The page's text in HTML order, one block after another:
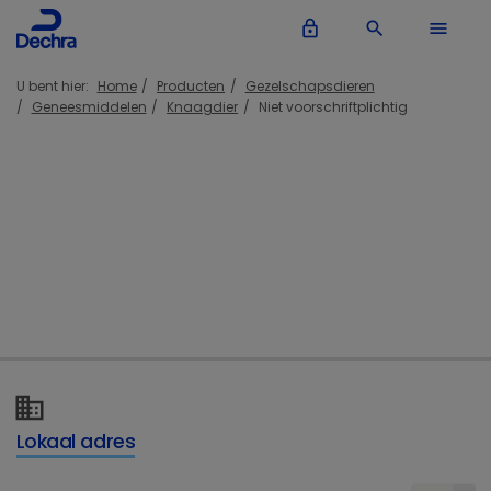
lock_outline search menu
U bent hier: Home Producten
Gezelschapsdieren
Geneesmiddelen
Knaagdier Niet voorschriftplichtig
Lokaal adres